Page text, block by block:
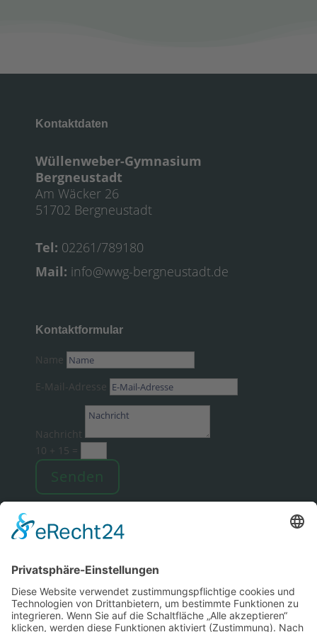
Kontaktdaten
Wüllenweber-Gymnasium
Bergneustadt
Am Wäcker 26
51702 Bergneustadt
Tel: 02261/789180
Mail: info@wwg-bergneustadt.de
Kontaktformular
Name
E-Mail-Adresse
Nachricht
10 + 15 =
Senden